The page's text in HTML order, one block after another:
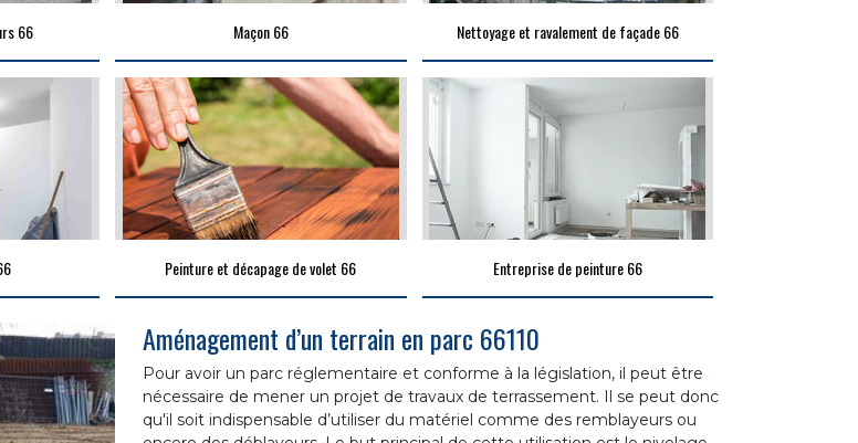
66 Maçon 66 Nettoyage et ravalement de façade 66
Peinture et décapage de volet 66 Entreprise de peinture 66
Aménagement d’un terrain en parc 66110
Pour avoir un parc réglementaire et conforme à la législation, il peut être
nécessaire de mener un projet de travaux de terrassement. Il se peut donc
qu'il soit indispensable d’utiliser du matériel comme des remblayeurs ou